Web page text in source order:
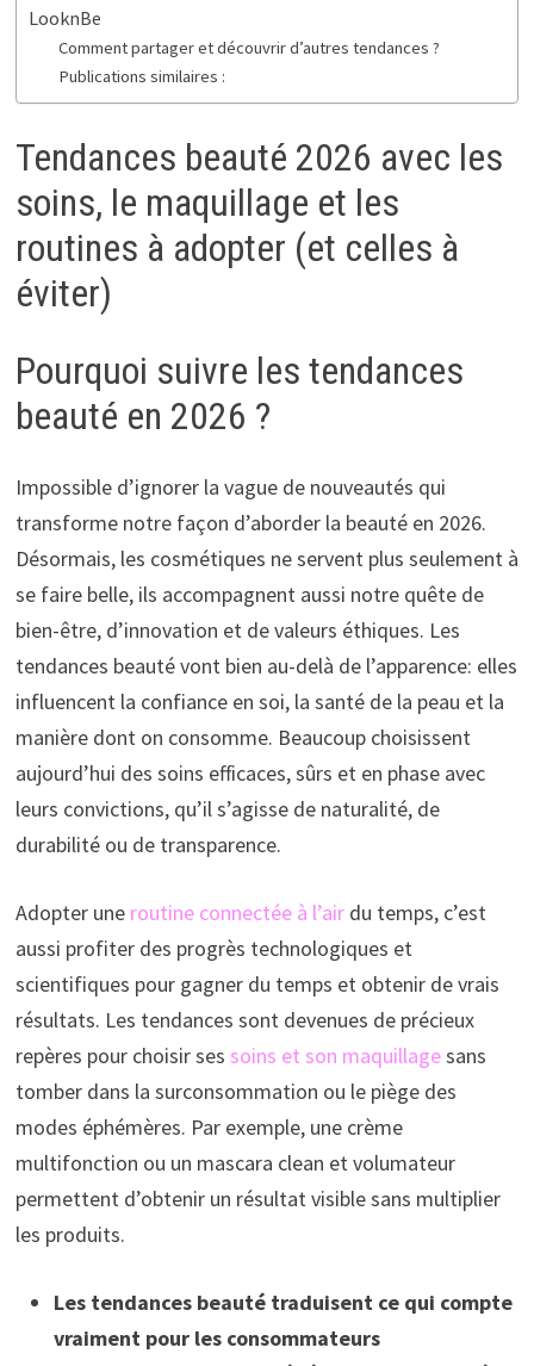
LooknBe
Comment partager et découvrir d’autres tendances ?
Publications similaires :
Tendances beauté 2026 avec les
soins, le maquillage et les
routines à adopter (et celles à
éviter)
Pourquoi suivre les tendances
beauté en 2026 ?
Impossible d’ignorer la vague de nouveautés qui
transforme notre façon d’aborder la beauté en 2026.
Désormais, les cosmétiques ne servent plus seulement à
se faire belle, ils accompagnent aussi notre quête de
bien-être, d’innovation et de valeurs éthiques. Les
tendances beauté vont bien au-delà de l’apparence: elles
influencent la confiance en soi, la santé de la peau et la
manière dont on consomme. Beaucoup choisissent
aujourd’hui des soins efficaces, sûrs et en phase avec
leurs convictions, qu’il s’agisse de naturalité, de
durabilité ou de transparence.
Adopter une routine connectée à l’airdu temps, c’est
aussi profiter des progrès technologiques et
scientifiques pour gagner du temps et obtenir de vrais
résultats. Les tendances sont devenues de précieux
repères pour choisir ses soins et son maquillagesans
tomber dans la surconsommation ou le piège des
modes éphémères. Par exemple, une crème
multifonction ou un mascara clean et volumateur
permettent d’obtenir un résultat visible sans multiplier
les produits.
Les tendances beauté traduisent ce qui compte
vraiment pour les consommateurs